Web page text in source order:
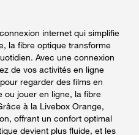
internet qui simplifie
la fibre optique transforme
Avec une connexion
de vos activités en ligne
regarder des films en
ou jouer en ligne, la fibre
à la Livebox Orange,
offrant un confort optimal
devient plus fluide, et les